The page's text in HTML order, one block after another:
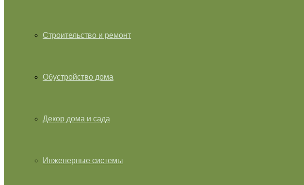
Строительство и ремонт
Обустройство дома
Декор дома и сада
Инженерные системы